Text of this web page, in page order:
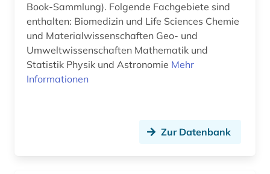
künstler (1)
landeskunde (1)
landwirtschaft (1)
Book-Sammlung). Folgende Fachgebiete sind
enthalten: Biomedizin und Life Sciences Chemie
und Materialwissenschaften Geo- und
Umweltwissenschaften Mathematik und
Statistik Physik und Astronomie Mehr
Informationen
Zur Datenbank